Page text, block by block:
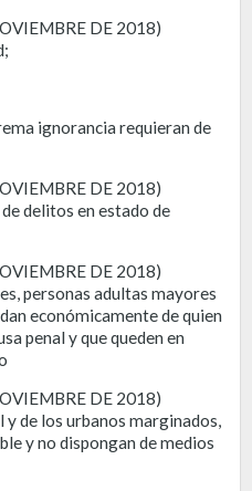
DE 2018)
ignorancia requieran de
DE 2018)
delitos en estado de
DE 2018)
personas adultas mayores
económicamente de quien
penal y que queden en
DE 2018)
de los urbanos marginados,
y no dispongan de medios